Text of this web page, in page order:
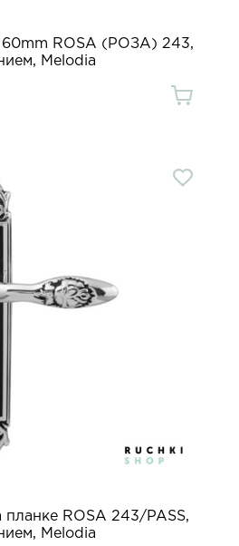
60mm ROSA (РОЗА) 243,
Melodia
планке ROSA 243/PASS,
Melodia